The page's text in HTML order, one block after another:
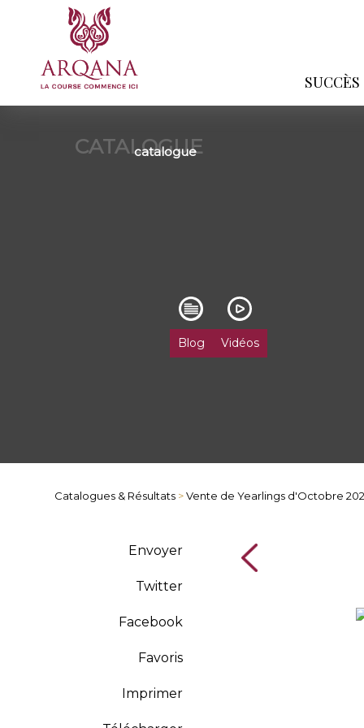
SUCCÈS
CATALOGUE
catalogue
Blog Vidéos
Catalogues & Résultats >Vente de Yearlings d'Octobre
Envoyer
Twitter
Facebook
Favoris
Imprimer